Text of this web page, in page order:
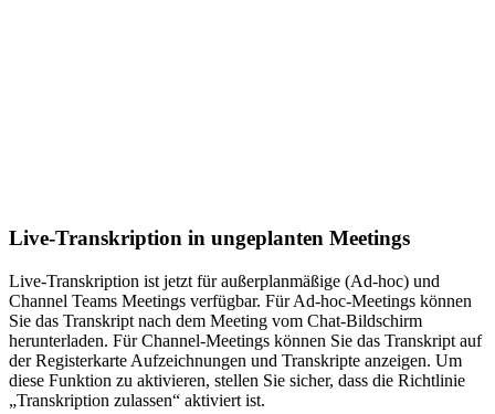
Live-Transkription in ungeplanten Meetings
Live-Transkription ist jetzt für außerplanmäßige (Ad-hoc) und
Channel Teams Meetings verfügbar. Für Ad-hoc-Meetings können
Sie das Transkript nach dem Meeting vom Chat-Bildschirm
herunterladen. Für Channel-Meetings können Sie das Transkript auf
der Registerkarte Aufzeichnungen und Transkripte anzeigen. Um
diese Funktion zu aktivieren, stellen Sie sicher, dass die Richtlinie
„Transkription zulassen“ aktiviert ist.